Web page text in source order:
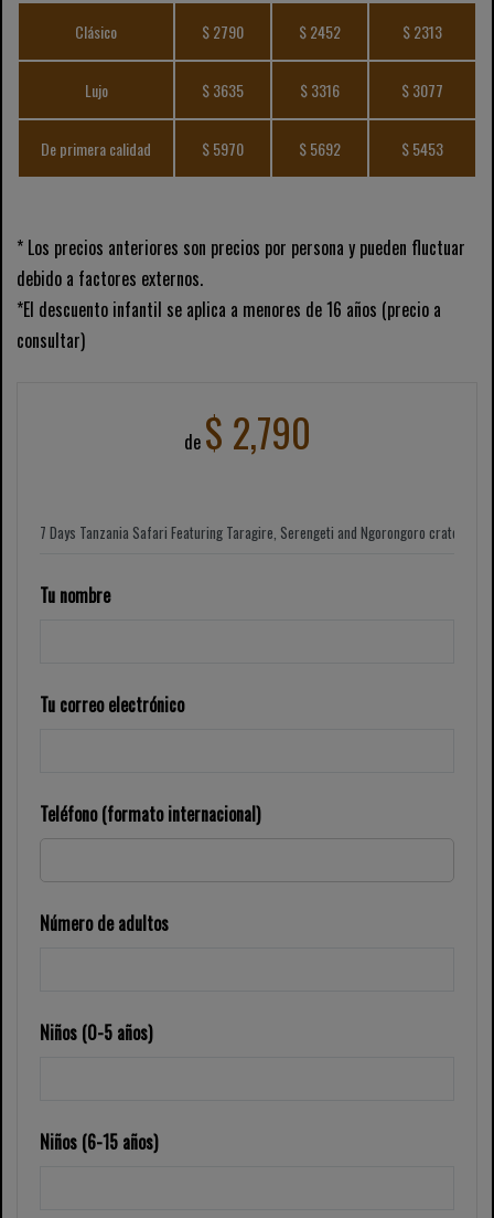
Clásico $ 2790 $ 2452 $ 2313
Lujo $ 3635 $ 3316 $ 3077
De primera calidad $ 5970 $ 5692 $ 5453
* Los precios anteriores son precios por persona y pueden fluctuar
debido a factores externos.
*El descuento infantil se aplica a menores de 16 años (precio a
consultar)
de $ 2,790
Tu nombre
Tu correo electrónico
Teléfono (formato internacional)
Número de adultos
Niños (0-5 años)
Niños (6-15 años)